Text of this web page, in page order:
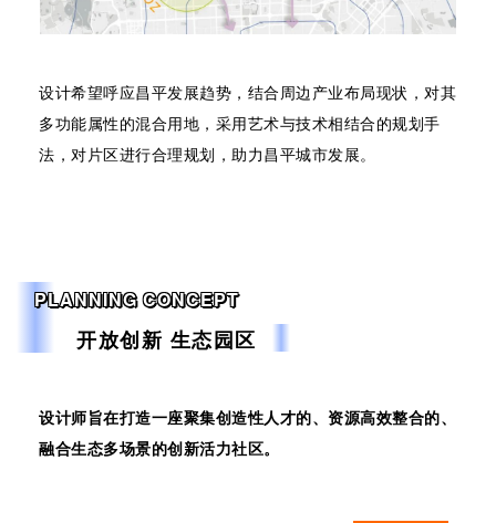
设计希望呼应昌平发展趋势，结合周边产业布局现状，对其
多功能属性的混合用地，采用艺术与技术相结合的规划手
法，对片区进行合理规划，助力昌平城市发展。
PLANNING CONCEPT
开放创新 生态园区
设计师旨在打造一座聚集创造性人才的、资源高效整合的、
融合生态多场景的创新活力社区。